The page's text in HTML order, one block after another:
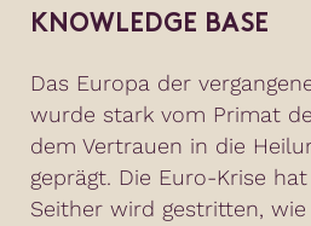
KNOWLEDGE BASE
Das Europa der
wurde stark vom Primat
dem Vertrauen in die
geprägt. Die Euro-Krise
Seither wird gestritten,